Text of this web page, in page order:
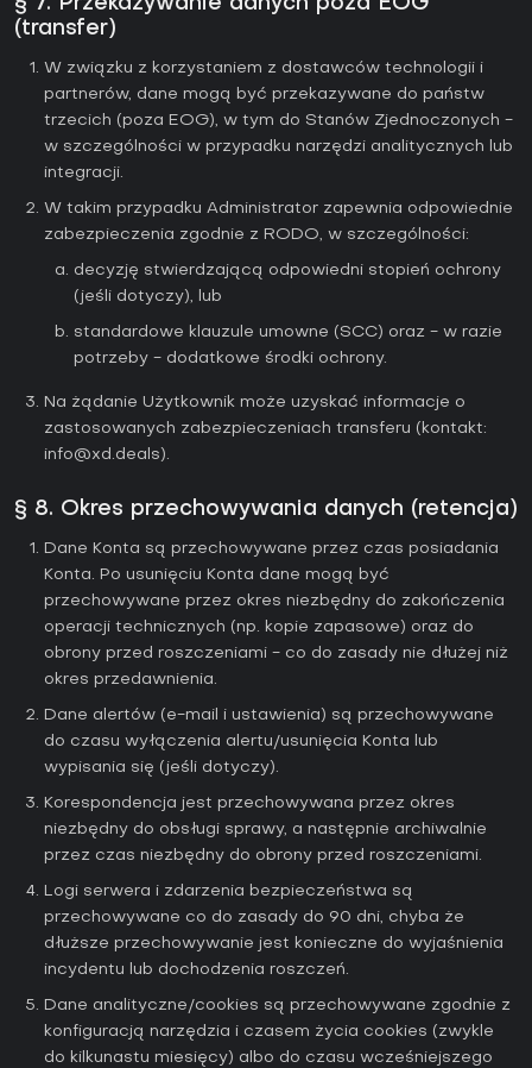
§ 7. Przekazywanie danych poza EOG
(transfer)
W związku z korzystaniem z dostawców technologii i
partnerów, dane mogą być przekazywane do państw
trzecich (poza EOG), w tym do Stanów Zjednoczonych -
w szczególności w przypadku narzędzi analitycznych lub
integracji.
W takim przypadku Administrator zapewnia odpowiednie
zabezpieczenia zgodnie z RODO, w szczególności:
decyzję stwierdzającą odpowiedni stopień ochrony
(jeśli dotyczy), lub
standardowe klauzule umowne (SCC) oraz - w razie
potrzeby - dodatkowe środki ochrony.
Na żądanie Użytkownik może uzyskać informacje o
zastosowanych zabezpieczeniach transferu (kontakt:
info@xd.deals).
§ 8. Okres przechowywania danych (retencja)
Dane Konta są przechowywane przez czas posiadania
Konta. Po usunięciu Konta dane mogą być
przechowywane przez okres niezbędny do zakończenia
operacji technicznych (np. kopie zapasowe) oraz do
obrony przed roszczeniami - co do zasady nie dłużej niż
okres przedawnienia.
Dane alertów (e-mail i ustawienia) są przechowywane
do czasu wyłączenia alertu/usunięcia Konta lub
wypisania się (jeśli dotyczy).
Korespondencja jest przechowywana przez okres
niezbędny do obsługi sprawy, a następnie archiwalnie
przez czas niezbędny do obrony przed roszczeniami.
Logi serwera i zdarzenia bezpieczeństwa są
przechowywane co do zasady do 90 dni, chyba że
dłuższe przechowywanie jest konieczne do wyjaśnienia
incydentu lub dochodzenia roszczeń.
Dane analityczne/cookies są przechowywane zgodnie z
konfiguracją narzędzia i czasem życia cookies (zwykle
do kilkunastu miesięcy) albo do czasu wcześniejszego